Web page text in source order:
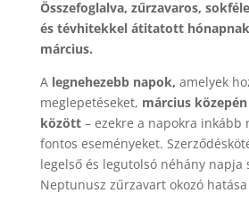
Összefoglalva, zűrzavaros,
és tévhitekkel átitatott
március.
A legnehezebb napok, amelyek
meglepetéseket, március
között– ezekre a napokra inkább
fontos eseményeket.
legelső és legutolsó néhány napja
Neptunusz zűrzavart okozó